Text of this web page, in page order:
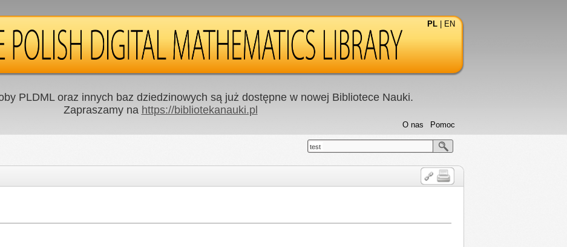
PL EN
PLDML oraz innych baz dziedzinowych są już dostępne w nowej Bibliotece Nauki.
Zapraszamy na https://bibliotekanauki.pl
Pomoc
O nas
test